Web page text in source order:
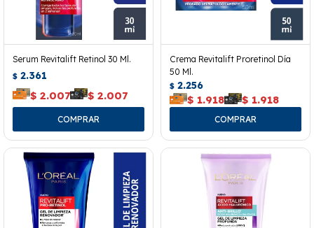
Serum Revitalift Retinol 30 Ml.
$ 2.361
$ 2.007 $ 2.007
Crema Revitalift Proretinol Día
50 Ml.
$ 2.256
$ 1.918 $ 1.918